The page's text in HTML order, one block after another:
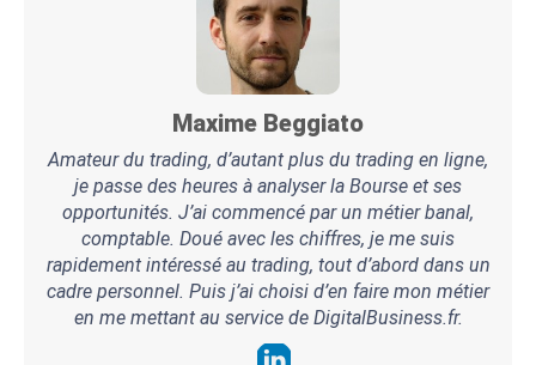
Maxime Beggiato
Amateur du trading, d’autant plus du trading en ligne,
je passe des heures à analyser la Bourse et ses
opportunités. J’ai commencé par un métier banal,
comptable. Doué avec les chiffres, je me suis
rapidement intéressé au trading, tout d’abord dans un
cadre personnel. Puis j’ai choisi d’en faire mon métier
en me mettant au service de DigitalBusiness.fr.